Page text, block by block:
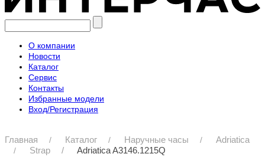
О компании
Новости
Каталог
Сервис
Контакты
Избранные модели
Вход/Регистрация
Главная Каталог Наручные часы
Adriatica
Strap
Adriatica A3146.1215Q